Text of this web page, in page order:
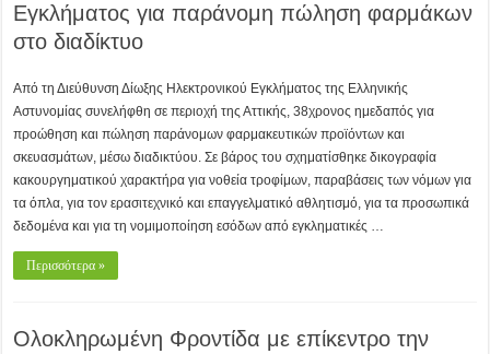
Εγκλήματος για παράνομη πώληση φαρμάκων
στο διαδίκτυο
Από τη Διεύθυνση Δίωξης Ηλεκτρονικού Εγκλήματος της Ελληνικής
Αστυνομίας συνελήφθη σε περιοχή της Αττικής, 38χρονος ημεδαπός για
προώθηση και πώληση παράνομων φαρμακευτικών προϊόντων και
σκευασμάτων, μέσω διαδικτύου. Σε βάρος του σχηματίσθηκε δικογραφία
κακουργηματικού χαρακτήρα για νοθεία τροφίμων, παραβάσεις των νόμων για
τα όπλα, για τον ερασιτεχνικό και επαγγελματικό αθλητισμό, για τα προσωπικά
δεδομένα και για τη νομιμοποίηση εσόδων από εγκληματικές …
Περισσότερα »
Ολοκληρωμένη Φροντίδα με επίκεντρο την